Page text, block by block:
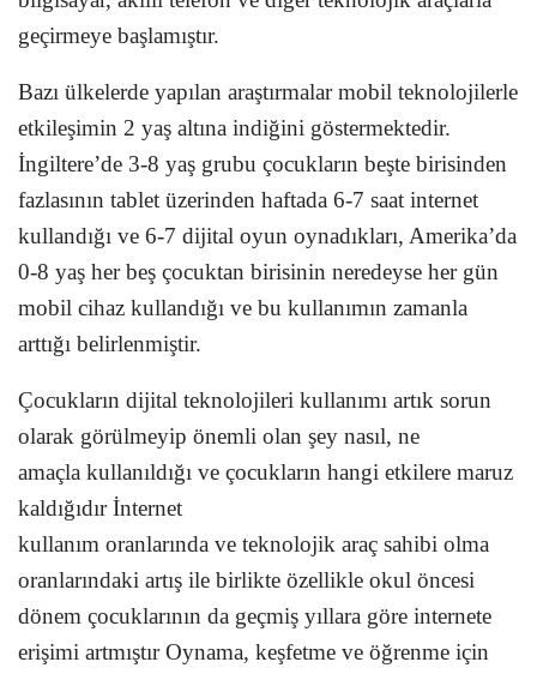
geçirmeye başlamıştır.
Bazı ülkelerde yapılan araştırmalar mobil teknolojilerle
etkileşimin 2 yaş altına indiğini göstermektedir.
İngiltere’de 3-8 yaş grubu çocukların beşte birisinden
fazlasının tablet üzerinden haftada 6-7 saat internet
kullandığı ve 6-7 dijital oyun oynadıkları, Amerika’da
0-8 yaş her beş çocuktan birisinin neredeyse her gün
mobil cihaz kullandığı ve bu kullanımın zamanla
arttığı belirlenmiştir.
Çocukların dijital teknolojileri kullanımı artık sorun
olarak görülmeyip önemli olan şey nasıl, ne
amaçla kullanıldığı ve çocukların hangi etkilere maruz
kaldığıdır İnternet
kullanım oranlarında ve teknolojik araç sahibi olma
oranlarındaki artış ile birlikte özellikle okul öncesi
dönem çocuklarının da geçmiş yıllara göre internete
erişimi artmıştır Oynama, keşfetme ve öğrenme için